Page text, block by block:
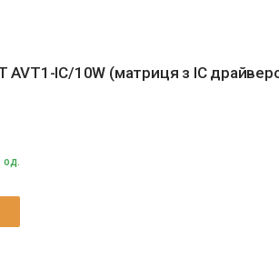
AVT1-IC/10W (матриця з IC
од.